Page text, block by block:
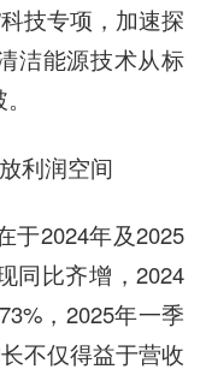
技专项，加速探
洁能源技术从标
利润空间
于2024年及2025
同比齐增，2024
，2025年一季
不仅得益于营收